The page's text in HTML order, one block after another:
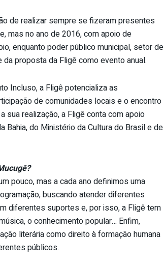
de realizar sempre se fizeram presentes
mas no ano de 2016, com apoio de
enquanto poder público municipal, setor de
proposta da Fligê como evento anual.
Incluso, a Fligê potencializa as
de comunidades locais e o encontro
sua realização, a Fligê conta com apoio
Bahia, do Ministério da Cultura do Brasil e de
pouco, mas a cada ano definimos uma
buscando atender diferentes
diferentes suportes e, por isso, a Fligê tem
o conhecimento popular… Enfim,
literária como direito à formação humana
públicos.